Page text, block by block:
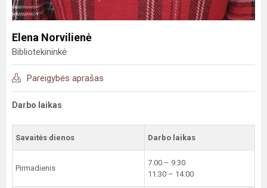
Elena Norvilienė
Bibliotekininkė
Pareigybės aprašas
Darbo laikas
Savaitės dienos Darbo laikas
Pirmadienis
7.00 – 9.30
11.30 – 14.00